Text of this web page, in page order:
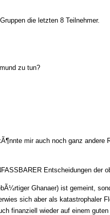
die letzten 8 Teilnehmer.
zu tun?
mir auch noch ganz
Entscheidungen der
Ghanaer) ist gemeint,
sich aber als katastrophaler
finanziell wieder auf einem